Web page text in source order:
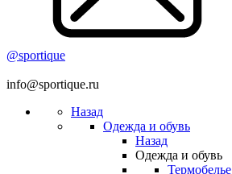
@sportique
info@sportique.ru
Назад
Одежда и обувь
Назад
Одежда и обувь
Термобелье